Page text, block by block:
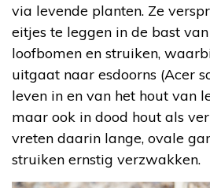
via levende planten. Ze
eitjes te leggen in de bast
loofbomen en struiken,
uitgaat naar esdoorns (Acer
leven in en van het hout van
maar ook in dood hout als
vreten daarin lange, ovale
struiken ernstig verzwakken.